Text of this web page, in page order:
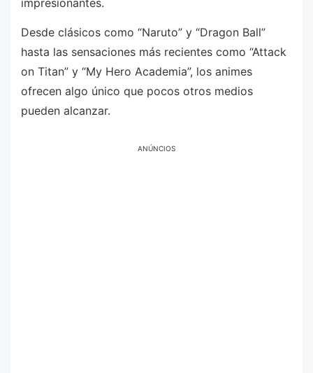
impresionantes.
Desde clásicos como “Naruto” y “Dragon Ball”
hasta las sensaciones más recientes como “Attack
on Titan” y “My Hero Academia”, los animes
ofrecen algo único que pocos otros medios
pueden alcanzar.
ANÚNCIOS